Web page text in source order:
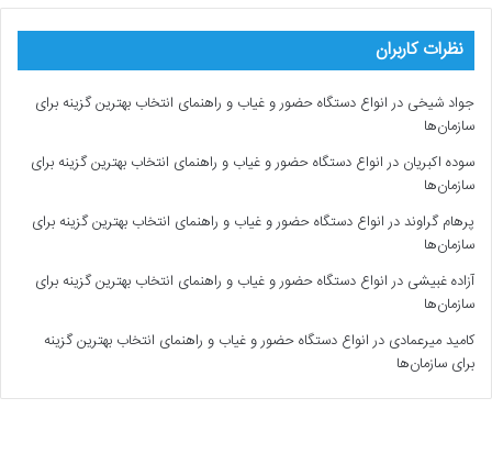
نظرات کاربران
جواد شیخی درانواع دستگاه حضور و غیاب و راهنمای انتخاب بهترین گزینه برای
سازمان‌ها
سوده اکبریان درانواع دستگاه حضور و غیاب و راهنمای انتخاب بهترین گزینه برای
سازمان‌ها
پرهام گراونددرانواع دستگاه حضور و غیاب و راهنمای انتخاب بهترین گزینه برای
سازمان‌ها
آزاده غبیشی درانواع دستگاه حضور و غیاب و راهنمای انتخاب بهترین گزینه برای
سازمان‌ها
کامید میرعمادی درانواع دستگاه حضور و غیاب و راهنمای انتخاب بهترین گزینه
برای سازمان‌ها